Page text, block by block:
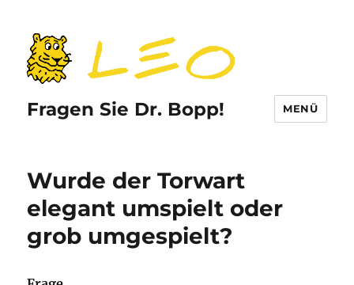
Fragen Sie Dr. Bopp! MENÜ
Wurde der Torwart
elegant umspielt oder
grob umgespielt?